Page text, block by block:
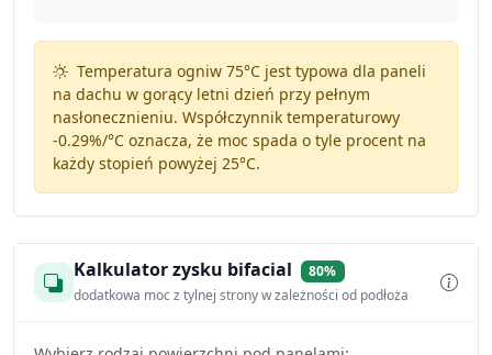
Temperatura ogniw 75°C jest typowa dla paneli
na dachu w gorący letni dzień przy pełnym
nasłonecznieniu. Współczynnik temperaturowy
-0.29%/°Coznacza, że moc spada o tyle procent na
każdy stopień powyżej 25°C.
Kalkulator zysku bifacial
80%
dodatkowa moc z tylnej strony w zależności od podłoża